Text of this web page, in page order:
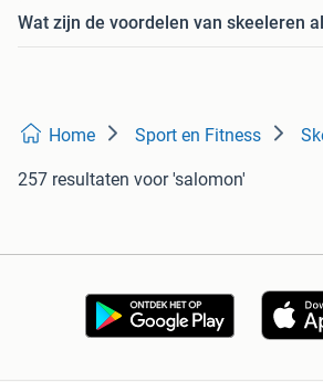
Wat zijn de voordelen van skeeleren
Home Sport en Fitness
257 resultaten voor 'salomon'